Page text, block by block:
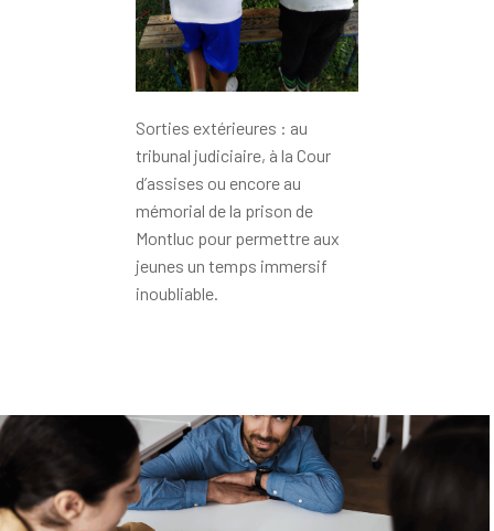
Sorties extérieures : au
tribunal judiciaire, à la Cour
d’assises ou encore au
mémorial de la prison de
Montluc pour permettre aux
jeunes un temps immersif
inoubliable.